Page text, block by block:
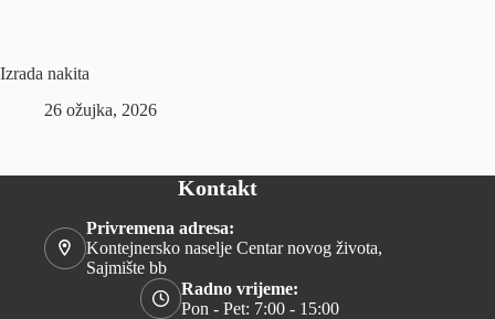
Izrada nakita
26 ožujka, 2026
Kontakt
Privremena adresa:
Kontejnersko naselje Centar novog života,
Sajmište bb
Radno vrijeme:
Pon - Pet: 7:00 - 15:00